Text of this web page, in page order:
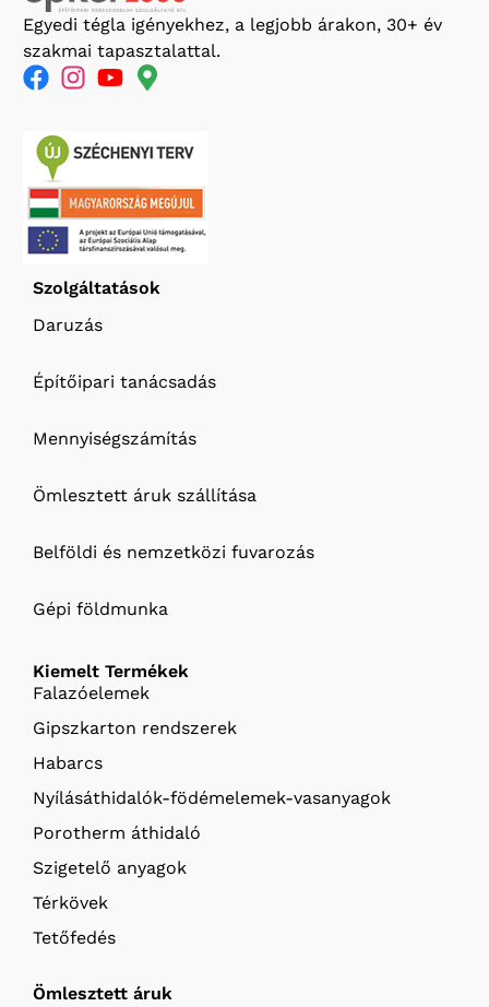
Egyedi tégla igényekhez, a legjobb árakon, 30+ év
szakmai tapasztalattal.
Szolgáltatások
Daruzás
Építőipari tanácsadás
Mennyiségszámítás
Ömlesztett áruk szállítása
Belföldi és nemzetközi fuvarozás
Gépi földmunka
Kiemelt Termékek
Falazóelemek
Gipszkarton rendszerek
Habarcs
Nyílásáthidalók-födémelemek-vasanyagok
Porotherm áthidaló
Szigetelő anyagok
Térkövek
Tetőfedés
Ömlesztett áruk